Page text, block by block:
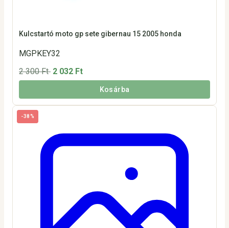
Kulcstartó moto gp sete gibernau 15 2005 honda
MGPKEY32
2 300 Ft 2 032 Ft
Kosárba
-38%